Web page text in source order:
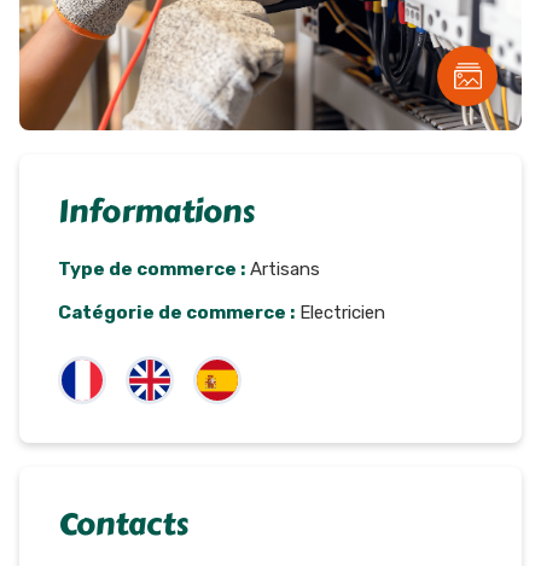
Informations
Type de commerce : Artisans
Catégorie de commerce : Electricien
Contacts